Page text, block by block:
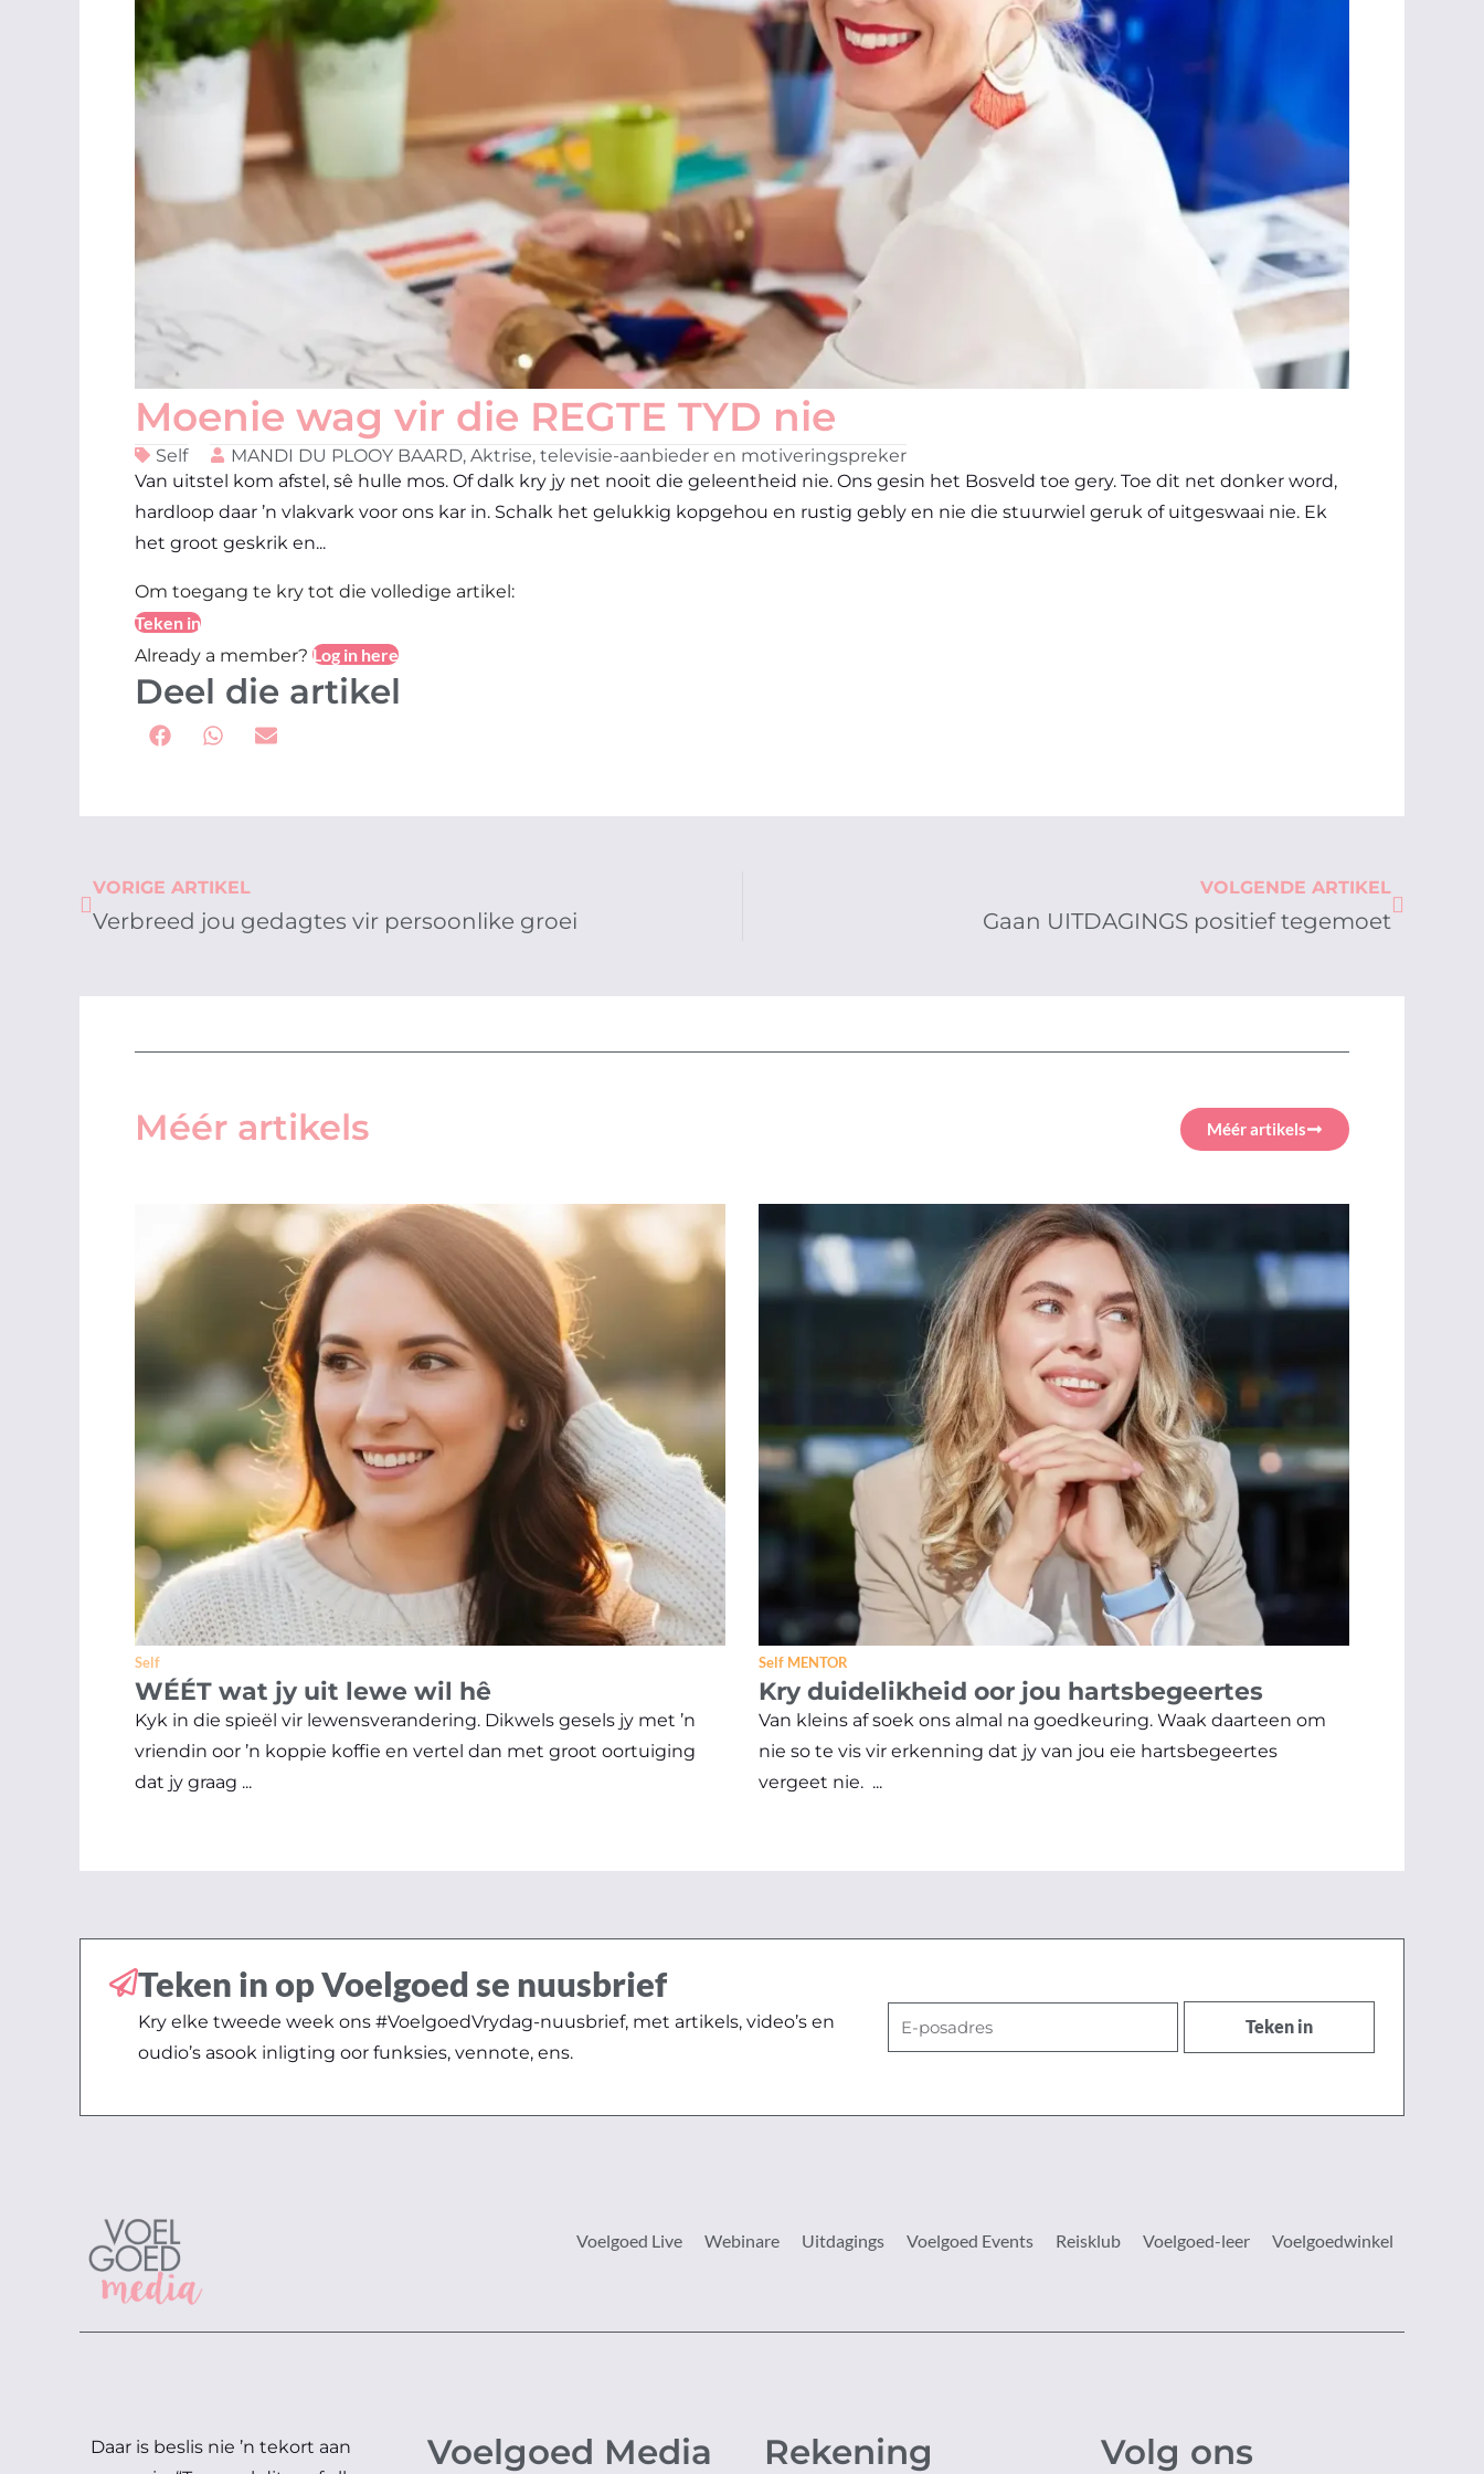
Moenie wag vir die REGTE TYD nie
Self
MANDI DU PLOOY BAARD, Aktrise, televisie-aanbieder en motiveringspreker
Van uitstel kom afstel, sê hulle mos. Of dalk kry jy net nooit die geleentheid nie. Ons gesin het Bosveld toe gery. Toe dit net donker word,
hardloop daar ’n vlakvark voor ons kar in. Schalk het gelukkig kopgehou en rustig gebly en nie die stuurwiel geruk of uitgeswaai nie. Ek
het groot geskrik en...
Om toegang te kry tot die volledige artikel:
Teken in
Already a member? Log in here
Deel die artikel
Prev
VORIGE ARTIKEL
Verbreed jou gedagtes vir persoonlike groei
VOLGENDE ARTIKEL
Gaan UITDAGINGS positief tegemoet
Next
Méér artikels Méér artikels
Self
WÉÉT wat jy uit lewe wil hê
Kyk in die spieël vir lewensverandering. Dikwels gesels jy met ’n
vriendin oor ’n koppie koffie en vertel dan met groot oortuiging
dat jy graag ...
Self MENTOR
Kry duidelikheid oor jou hartsbegeertes
Van kleins af soek ons almal na goedkeuring. Waak daarteen om
nie so te vis vir erkenning dat jy van jou eie hartsbegeertes
vergeet nie. ...
Teken in op Voelgoed se nuusbrief
Kry elke tweede week ons #VoelgoedVrydag-nuusbrief, met artikels, video’s en
oudio’s asook inligting oor funksies, vennote, ens.
posadres
Teken in
Voelgoed Live Webinare Uitdagings Voelgoed Events Reisklub Voelgoed-leer Voelgoedwinkel
Daar is beslis nie ’n tekort aan
Voelgoed Media Rekening Volg ons